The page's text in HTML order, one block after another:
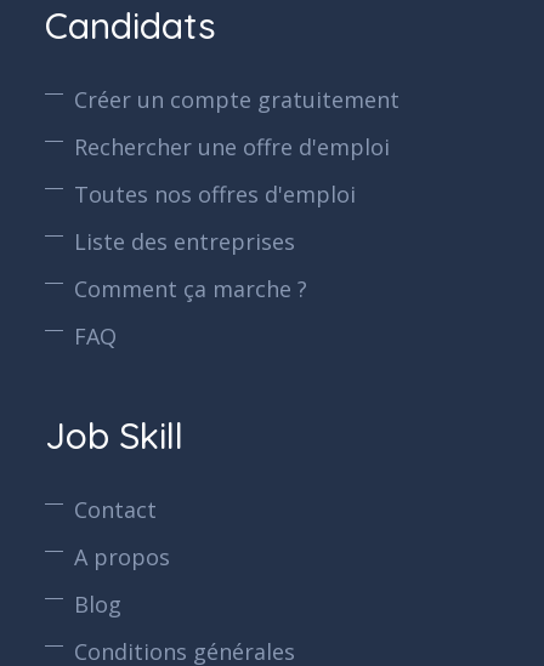
Candidats
Créer un compte gratuitement
Rechercher une offre d'emploi
Toutes nos offres d'emploi
Liste des entreprises
Comment ça marche ?
FAQ
Job Skill
Contact
A propos
Blog
Conditions générales